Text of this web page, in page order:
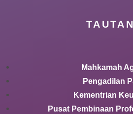
TAUTAN
Mahkamah
Pengadilan
Kementrian
Pusat Pembinaan